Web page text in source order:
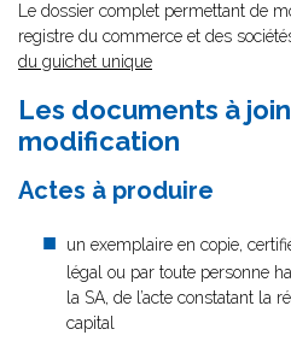
Le dossier complet permettant de
registre du commerce et des
du guichet unique
Les documents à
modification
Actes à produire
un exemplaire en copie,
légal ou par toute personne
la SA, de l’acte constatant la
capital